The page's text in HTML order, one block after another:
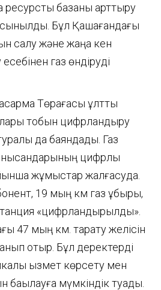
базаны арттыру
Бұл Қашағандағы
салу және жаңа кен
газ өндіруді
Төрағасы ұлттық
тобын цифрландыру
да баяндады. Газ
цифрлық
жұмыстар жалғасуда.
19 мың км газ құбыры,
«цифрландырылды».
47 мың км. тарату желісін
отыр. Бұл деректерді
қызмет көрсету мен
мүмкіндік туады.